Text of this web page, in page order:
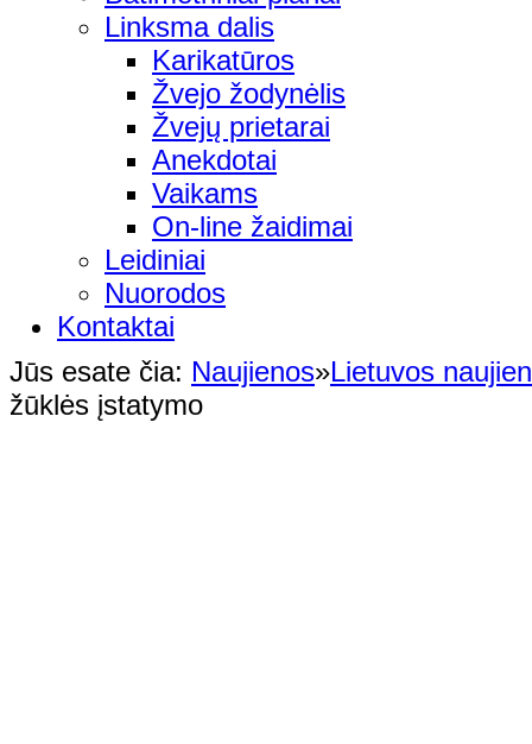
Linksma dalis
Karikatūros
Žvejo žodynėlis
Žvejų prietarai
Anekdotai
Vaikams
On-line žaidimai
Leidiniai
Nuorodos
Kontaktai
Jūs esate čia: Naujienos»Lietuvos
žūklės įstatymo